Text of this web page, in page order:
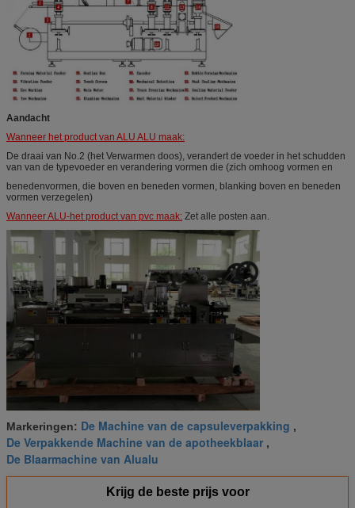
Aandacht
Wanneer het product van ALU ALU maak:
De draai van No.2 (het Verwarmen doos), verandert de voeder in het schudden
van van de typevoeder en verandering vormen die (zich omhoog vormen en
benedenvormen, die boven en beneden vormen, blanking boven en beneden
vormen verzegelen)
Wanneer ALU-het product van pvc maak: Zet alle posten aan.
Markeringen: De Machine van de capsuleverpakking ,
De Verpakkende Machine van de apotheekblaar ,
De Blaarmachine van Alualu
Krijg de beste prijs voor